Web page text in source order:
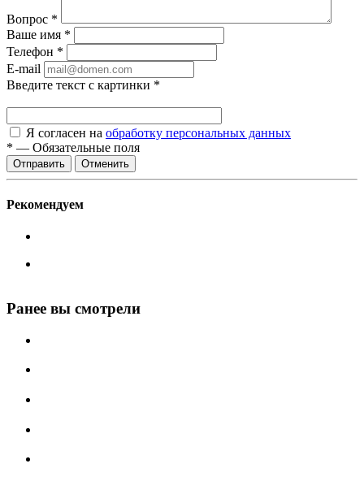
Вопрос *
Ваше имя *
Телефон *
E-mail
Введите текст с картинки *
Я согласен на обработку персональных данных
* — Обязательные поля
Отменить
Рекомендуем
Ранее вы смотрели